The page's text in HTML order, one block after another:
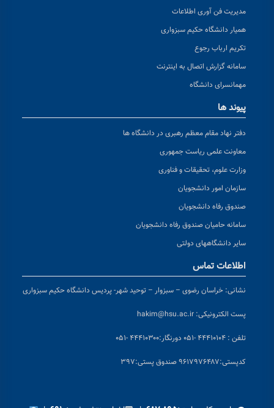
مدیریت فن آوری اطلاعات
همیار دانشگاه حکیم سبزواری
تکریم ارباب رجوع
سامانه گزارش اتصال به اینترنت
مهمانسرای دانشگاه
پیوند ها
دفتر نهاد مقام معظم رهبری در دانشگاه ها
معاونت علمی ریاست جمهوری
وزارت علوم، تحقیقات و فناوری
سازمان امور دانشجویان
صندوق رفاه دانشجویان
سامانه حامیان صندوق رفاه دانشجویان
سایر دانشگاههای دولتی
اطلاعات تماس
نشانی: خراسان رضوی – سبزوار – توحید شهر- پردیس دانشگاه حکیم سبزواری
پست الکترونیکی: hakim@hsu.ac.ir
تلفن : ۴۴۴۱۰۱۰۴ -۰۵۱ دورنگار:۴۴۴۱۰۳۰۰ -۰۵۱
کدپستی:۹۶۱۷۹۷۶۴۸۷ صندوق پستی:۳۹۷